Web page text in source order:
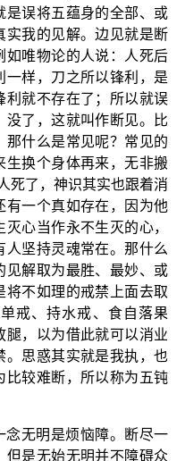
是误将五蕴身的全部、或
实我的见解。边见就是断
如唯物论的人说：人死后
一样，刀之所以锋利，是
利就不存在了；所以就误
没了，这就叫作断见。比
那什么是常见呢？常见的
生换个身体再来，无非搬
死了，神识其实也跟着消
有一个真如存在，因为他
心当作永不生灭的心，
人坚持灵魂常在。那什么
见解取为最胜、最妙、或
将不如理的戒禁上面去取
戒、持水戒、食自落果
腿，以为借此就可以消业
。思惑其实就是我执，也
比较难断，所以称为五钝
念无明是烦恼障。断尽一
但是无始无明并不障碍众